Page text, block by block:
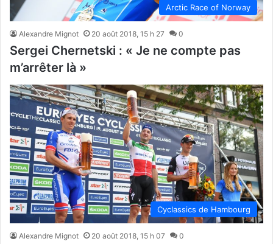
Arctic Race of Norway
Alexandre Mignot 20 août 2018, 15 h 27 0
Sergei Chernetski : « Je ne compte pas
m’arrêter là »
Cyclassics de Hambourg
Alexandre Mignot 20 août 2018, 15 h 07 0